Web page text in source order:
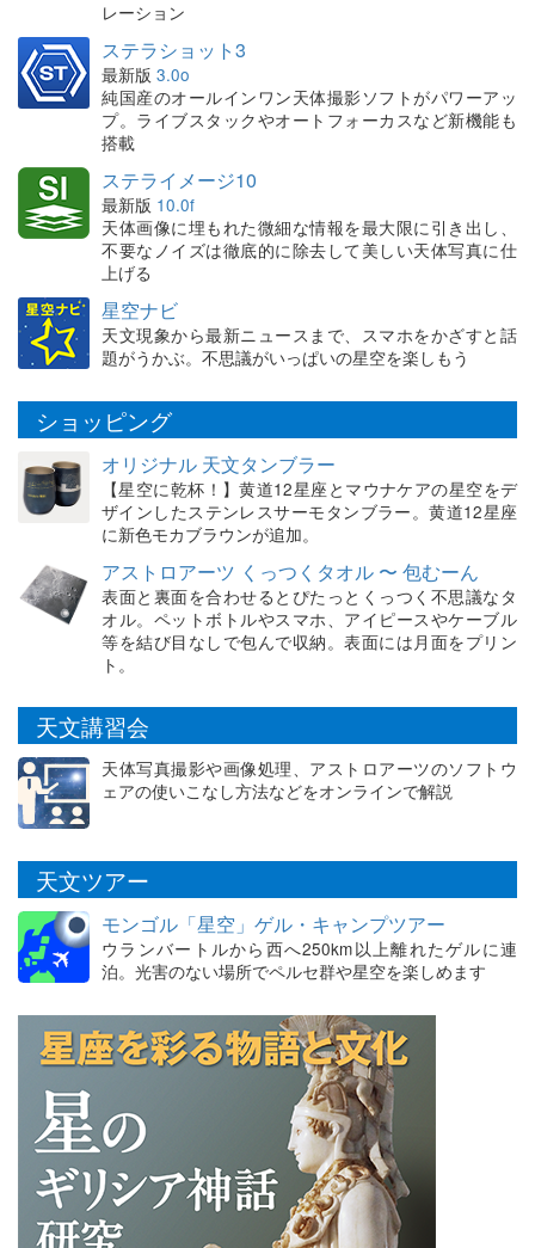
レーション
ステラショット3
最新版 3.0o
純国産のオールインワン天体撮影ソフトがパワーアッ
プ。ライブスタックやオートフォーカスなど新機能も
搭載
ステライメージ10
最新版 10.0f
天体画像に埋もれた微細な情報を最大限に引き出し、
不要なノイズは徹底的に除去して美しい天体写真に仕
上げる
星空ナビ
天文現象から最新ニュースまで、スマホをかざすと話
題がうかぶ。不思議がいっぱいの星空を楽しもう
ショッピング
オリジナル 天文タンブラー
【星空に乾杯！】黄道12星座とマウナケアの星空をデ
ザインしたステンレスサーモタンブラー。黄道12星座
に新色モカブラウンが追加。
アストロアーツ くっつくタオル 〜 包むーん
表面と裏面を合わせるとぴたっとくっつく不思議なタ
オル。ペットボトルやスマホ、アイピースやケーブル
等を結び目なしで包んで収納。表面には月面をプリン
ト。
天文講習会
天体写真撮影や画像処理、アストロアーツのソフトウ
ェアの使いこなし方法などをオンラインで解説
天文ツアー
モンゴル「星空」ゲル・キャンプツアー
ウランバートルから西へ250km以上離れたゲルに連
泊。光害のない場所でペルセ群や星空を楽しめます